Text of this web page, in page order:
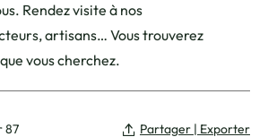
Rendez visite à nos
artisans… Vous trouverez
vous cherchez.
87 Partager | Exporter